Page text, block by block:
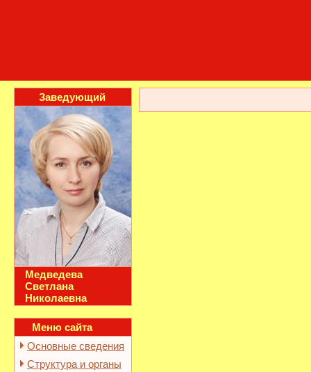
Заведующий
Медведева
Светлана
Николаевна
Меню сайта
Основные сведения
Структура и органы